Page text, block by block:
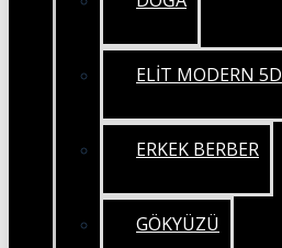
ELİT MODERN 5D
ERKEK BERBER
GÖKYÜZÜ